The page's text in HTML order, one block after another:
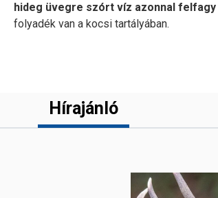
hideg üvegre szórt víz azonnal felfagy
folyadék van a kocsi tartályában.
Hírajánló